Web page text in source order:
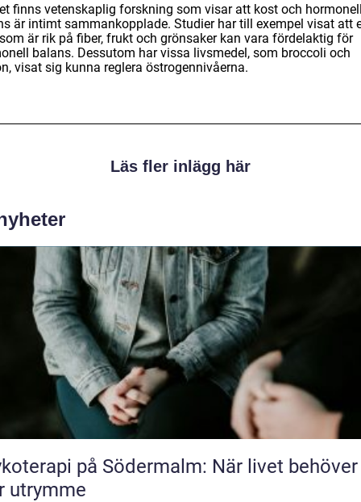
finns vetenskaplig forskning som visar att kost och
är intimt sammankopplade. Studier har till exempel visat att
är rik på fiber, frukt och grönsaker kan vara fördelaktig för
balans. Dessutom har vissa livsmedel, som broccoli och
visat sig kunna reglera östrogennivåerna.
Läs fler inlägg här
på Södermalm: När livet behöver
utrymme